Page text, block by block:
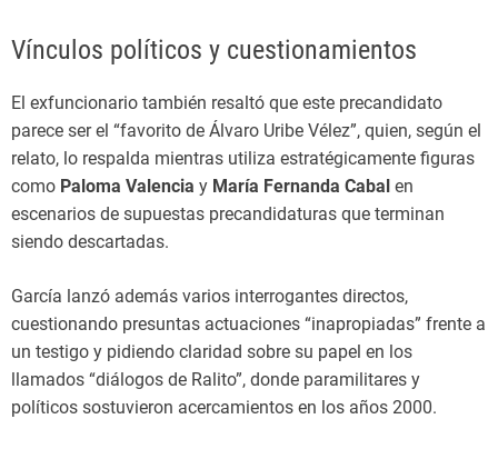
Vínculos políticos y cuestionamientos
El exfuncionario también resaltó que este precandidato
parece ser el “favorito de Álvaro Uribe Vélez”, quien, según el
relato, lo respalda mientras utiliza estratégicamente figuras
como Paloma Valencia y María Fernanda Cabal en
escenarios de supuestas precandidaturas que terminan
siendo descartadas.
García lanzó además varios interrogantes directos,
cuestionando presuntas actuaciones “inapropiadas” frente a
un testigo y pidiendo claridad sobre su papel en los
llamados “diálogos de Ralito”, donde paramilitares y
políticos sostuvieron acercamientos en los años 2000.